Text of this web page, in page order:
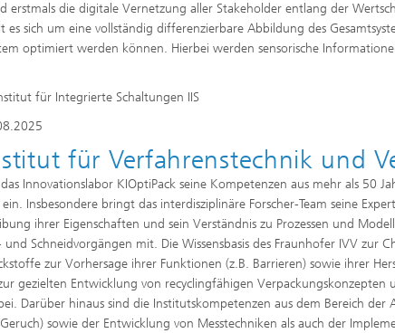
erstmals die digitale Vernetzung aller Stakeholder entlang der
es sich um eine vollständig differenzierbare Abbildung des
optimiert werden können. Hierbei werden sensorische
für Integrierte Schaltungen IIS
für Verfahrenstechnik und
Innovationslabor KIOptiPack seine Kompetenzen aus mehr als 50
Insbesondere bringt das interdisziplinäre Forscher-Team seine
ihrer Eigenschaften und sein Verständnis zu Prozessen und
Schneidvorgängen mit. Die Wissensbasis des Fraunhofer IVV zur
zur Vorhersage ihrer Funktionen (z.B. Barrieren) sowie ihrer
gezielten Entwicklung von recyclingfähigen Verpackungskonzepten
Darüber hinaus sind die Institutskompetenzen aus dem Bereich der
sowie der Entwicklung von Messtechniken als auch der